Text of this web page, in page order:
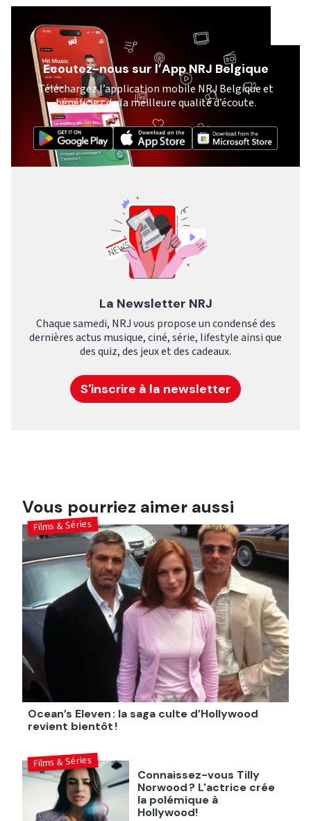
Ecoutez-nous sur l’App NRJ Belgique
Téléchargez l’application mobile NRJ Belgique et
bénéficiez de la meilleure qualité d’écoute.
La Newsletter NRJ
Chaque samedi, NRJ vous propose un condensé des
dernières actus musique, ciné, série, lifestyle ainsi que
des quiz, des jeux et des cadeaux.
S'inscrire à la newsletter
Vous pourriez aimer aussi
Ocean’s Eleven : la saga culte d’Hollywood
revient bientôt !
Films & Séries
Connaissez-vous Tilly
Norwood ? L'actrice crée
la polémique à
Hollywood!
Films & Séries